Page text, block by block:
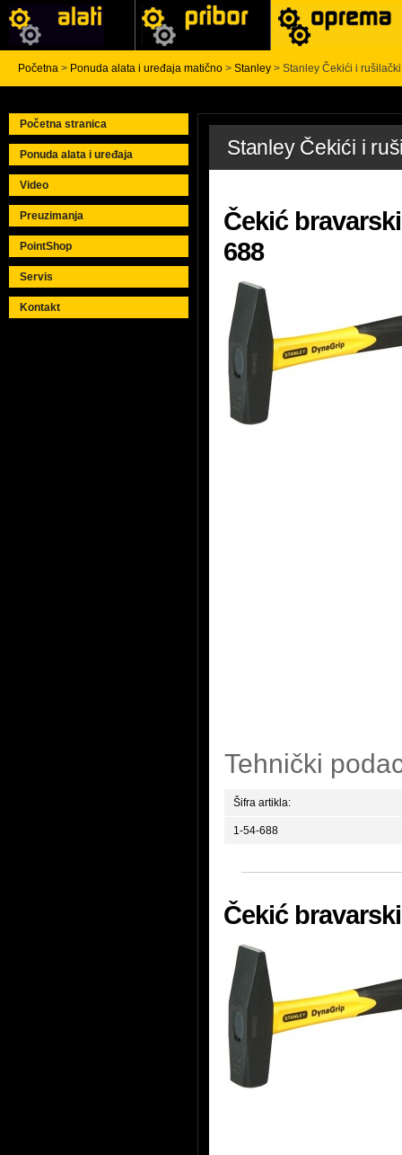
Početna > Ponuda alata i uređaja matično > Stanley > Stanley Čekići i
Početna stranica
Ponuda alata i uređaja
Video
Preuzimanja
PointShop
Servis
Kontakt
Stanley Čekići i
Čekić
688
Tehnički
Šifra artikla:
1-54-688
Čekić